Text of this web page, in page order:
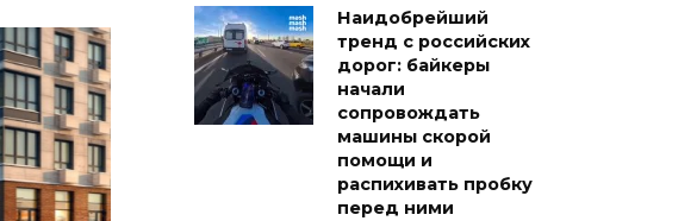
Наидобрейший
тренд с российских
дорог: байкеры
начали
сопровождать
машины скорой
помощи и
распихивать пробку
перед ними